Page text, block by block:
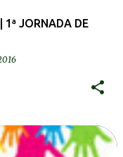
1ª JORNADA DE